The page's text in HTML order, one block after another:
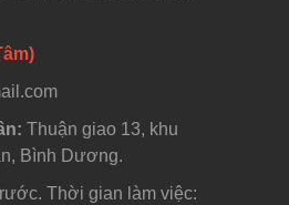
Thuận giao 13, khu
Bình Dương.
Thời gian làm việc: